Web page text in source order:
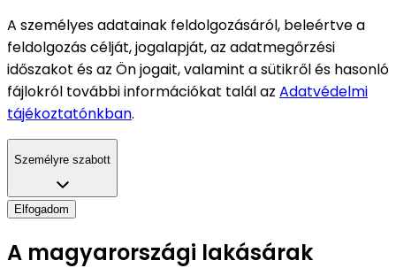
A személyes adatainak feldolgozásáról, beleértve a
feldolgozás célját, jogalapját, az adatmegőrzési
időszakot és az Ön jogait, valamint a sütikről és hasonló
fájlokról további információkat talál az Adatvédelmi
tájékoztatónkban.
Személyre szabott
Elfogadom
A magyarországi lakásárak